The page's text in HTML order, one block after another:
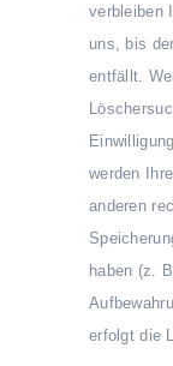
verbleiben
uns, bis
entfällt.
werden
anderen
haben (z.
erfolgt die